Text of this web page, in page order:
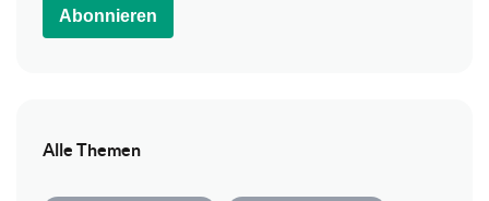
Abonnieren
Alle Themen